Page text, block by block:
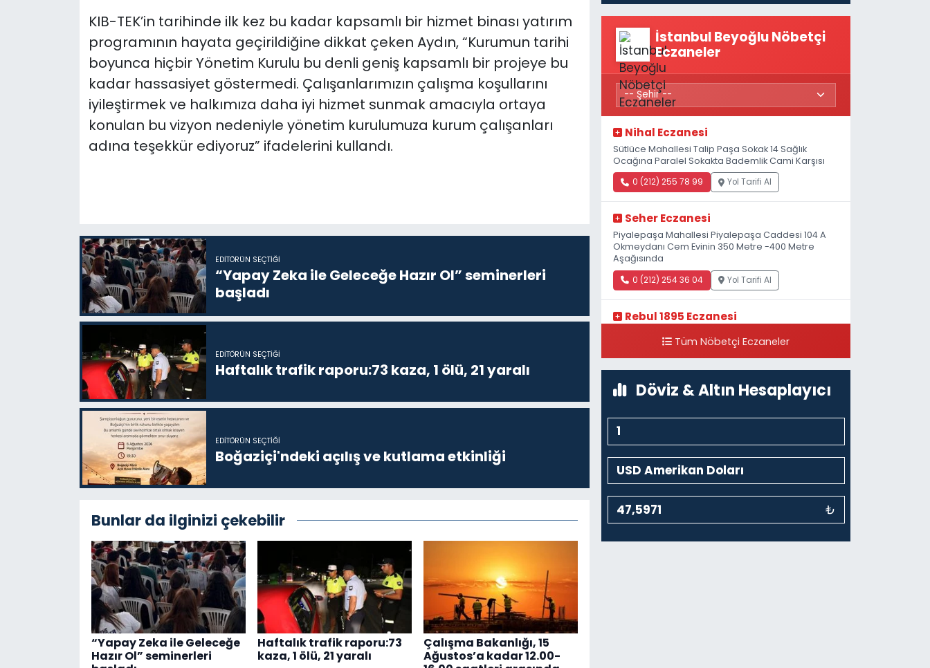
KIB-TEK’in tarihinde ilk kez bu kadar kapsamlı bir hizmet binası yatırım
programının hayata geçirildiğine dikkat çeken Aydın, “Kurumun tarihi
boyunca hiçbir Yönetim Kurulu bu denli geniş kapsamlı bir projeye bu
kadar hassasiyet göstermedi. Çalışanlarımızın çalışma koşullarını
iyileştirmek ve halkımıza daha iyi hizmet sunmak amacıyla ortaya
konulan bu vizyon nedeniyle yönetim kurulumuza kurum çalışanları
adına teşekkür ediyoruz” ifadelerini kullandı.
EDITÖRÜN SEÇTIĞI
“Yapay Zeka ile Geleceğe Hazır Ol” seminerleri
başladı
EDITÖRÜN SEÇTIĞI
Haftalık trafik raporu:73 kaza, 1 ölü, 21 yaralı
EDITÖRÜN SEÇTIĞI
Boğaziçi'ndeki açılış ve kutlama etkinliği
Bunlar da ilginizi çekebilir
“Yapay Zeka ile Geleceğe
Hazır Ol” seminerleri
Haftalık trafik raporu:73
kaza, 1 ölü, 21 yaralı
Çalışma Bakanlığı, 15
Ağustos’a kadar 12.00-
İstanbul Beyoğlu Nöbetçi
Eczaneler
Nihal Eczanesi
Sütlüce Mahallesi Talip Paşa Sokak 14 Sağlık
Ocağına Paralel Sokakta Bademlik Cami Karşısı
0 (212) 255 78 99 Yol Tarifi Al
Seher Eczanesi
Piyalepaşa Mahallesi Piyalepaşa Caddesi 104 A
Okmeydanı Cem Evinin 350 Metre -400 Metre
Aşağısında
0 (212) 254 36 04 Yol Tarifi Al
Rebul 1895 Eczanesi
Meşelik Sokak, 3B Akbank Sanat karşısı, Fransız
Konsolosluğu Çaprazı
Tüm Nöbetçi Eczaneler
Döviz & Altın Hesaplayıcı
₺